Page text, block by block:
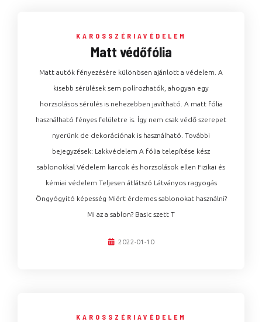
KAROSSZÉRIAVÉDELEM
Matt védőfólia
Matt autók fényezésére különösen ajánlott a védelem. A
kisebb sérülések sem polírozhatók, ahogyan egy
horzsolásos sérülés is nehezebben javítható. A matt fólia
használható fényes felületre is. Így nem csak védő szerepet
nyerünk de dekorációnak is használható. További
bejegyzések: Lakkvédelem A fólia telepítése kész
sablonokkal Védelem karcok és horzsolások ellen Fizikai és
kémiai védelem Teljesen átlátszó Látványos ragyogás
Öngyógyító képesség Miért érdemes sablonokat használni?
Mi az a sablon? Basic szett T
2022-01-10
KAROSSZÉRIAVÉDELEM